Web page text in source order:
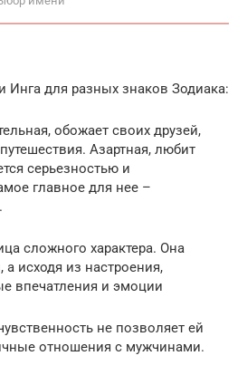
Инга для разных знаков Зодиака:
обожает своих друзей,
Азартная, любит
серьезностью и
главное для нее –
сложного характера. Она
а исходя из настроения,
впечатления и эмоции
не позволяет ей
отношения с мужчинами.